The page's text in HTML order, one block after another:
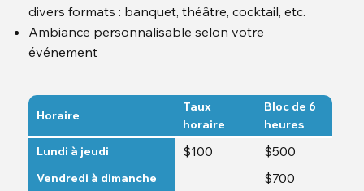
divers formats : banquet, théâtre, cocktail, etc.
Ambiance personnalisable selon votre
événement
Horaire
Taux
horaire
Bloc de 6
heures
Lundi à jeudi $100 $500
Vendredi à dimanche $700